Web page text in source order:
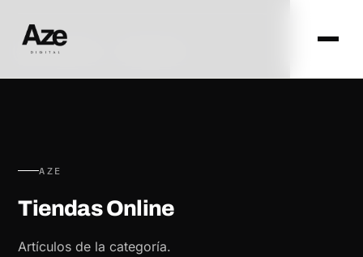
AZE DIGITAL · ZARAGOZA
AZE
Tiendas Online
Artículos de la categoría.